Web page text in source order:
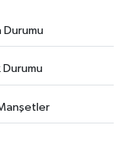
Durumu
Durumu